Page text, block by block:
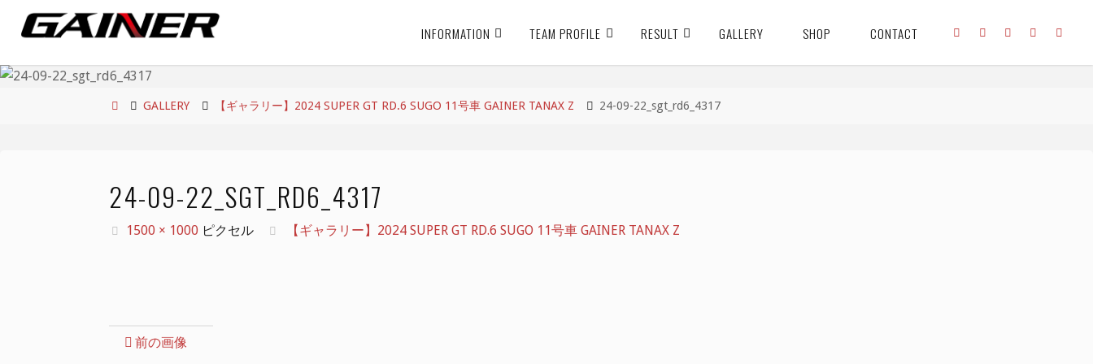
ン
INFORMATION TEAM PROFILE RESULT GALLERY SHOP CONTACT
ホ
GALLERY 【ギャラリー】2024 SUPER GT RD.6 SUGO 11号車 GAINER TANAX Z 24-09-22_sgt_rd6_4317
24-09-22_SGT_RD6_4317
フ
1500 × 1000 ピクセル 【ギャラリー】2024 SUPER GT RD.6 SUGO 11号車 GAINER TANAX Z
前の画像